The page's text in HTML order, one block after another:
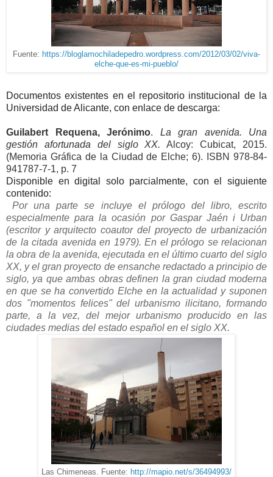
Fuente: https://bloglamochiladepedro.wordpress.com/2012/03/02/viva-
elche-que-es-mi-pueblo/
Documentos existentes en el repositorio institucional de la
Universidad de Alicante, con enlace de descarga:
Guilabert Requena, Jerónimo. La gran avenida. Una
gestión afortunada del siglo XX. Alcoy: Cubicat, 2015.
(Memoria Gráfica de la Ciudad de Elche; 6). ISBN 978-84-
941787-7-1, p. 7
Disponible en digital solo parcialmente, con el siguiente
contenido:
Por una parte se incluye el prólogo del libro, escrito
especialmente para la ocasión por Gaspar Jaén i Urban
(escritor y arquitecto coautor del proyecto de urbanización
de la citada avenida en 1979). En el prólogo se relacionan
la obra de la avenida, ejecutada en el último cuarto del siglo
XX, y el gran proyecto de ensanche redactado a principio de
siglo, ya que ambas obras definen la gran ciudad moderna
en que se ha convertido Elche en la actualidad y suponen
dos "momentos felices" del urbanismo ilicitano, formando
parte, a la vez, del mejor urbanismo producido en las
ciudades medias del estado español en el siglo XX.
Las Chimeneas. Fuente: http://mapio.net/s/36494993/